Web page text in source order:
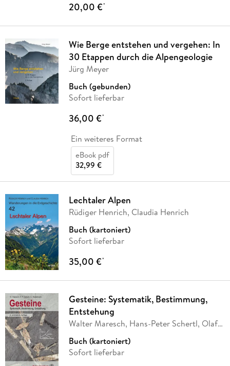
20,00 €*
Wie Berge entstehen und vergehen: In
30 Etappen durch die Alpengeologie
Jürg Meyer
Buch (gebunden)
Sofort lieferbar
36,00 €*
Ein weiteres Format
eBook pdf
32,99 €
Lechtaler Alpen
Rüdiger Henrich, Claudia Henrich
Buch (kartoniert)
Sofort lieferbar
35,00 €*
Gesteine: Systematik, Bestimmung,
Entstehung
Walter Maresch, Hans-Peter Schertl, Olaf
Buch (kartoniert)
Sofort lieferbar